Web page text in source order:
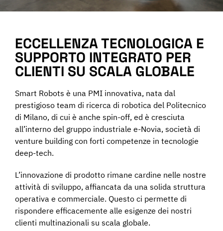
Contatti
Chi siamo
News
English
ECCELLENZA TECNOLOGICA E
SUPPORTO INTEGRATO PER
CLIENTI SU SCALA GLOBALE
Smart Robots è una PMI innovativa, nata dal
prestigioso team di ricerca di robotica del Politecnico
di Milano, di cui è anche spin-off, ed è cresciuta
all’interno del gruppo industriale e-Novia, società di
venture building con forti competenze in tecnologie
deep-tech.
L’innovazione di prodotto rimane cardine nelle nostre
attività di sviluppo, affiancata da una solida struttura
operativa e commerciale. Questo ci permette di
rispondere efficacemente alle esigenze dei nostri
clienti multinazionali su scala globale.